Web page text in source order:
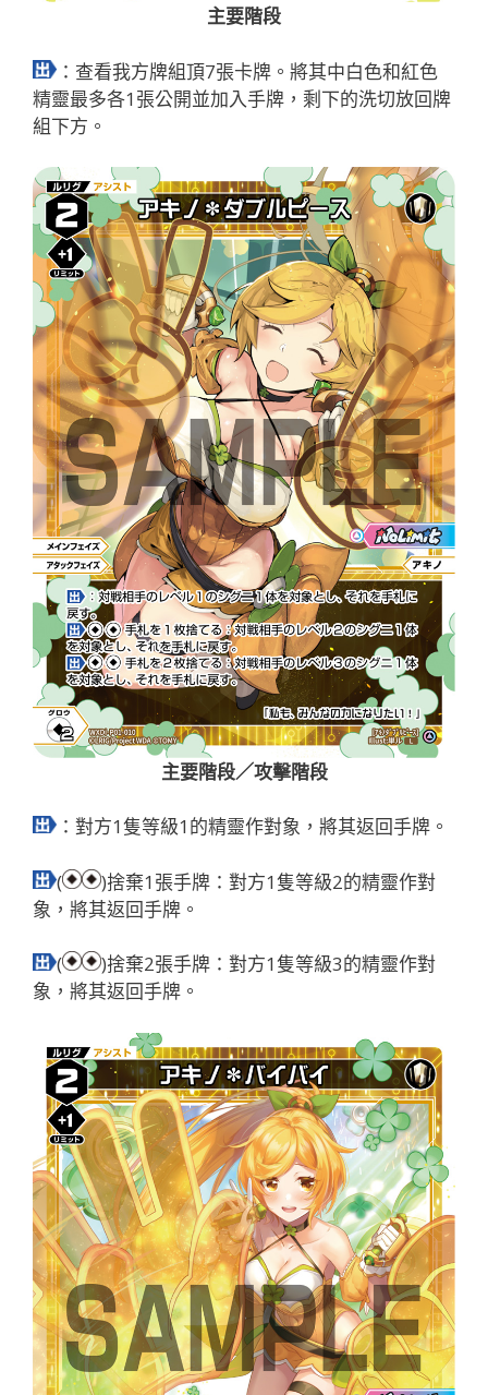
主要階段
：查看我方牌組頂7張卡牌。將其中白色和紅色
精靈最多各1張公開並加入手牌，剩下的洗切放回牌
組下方。
主要階段／攻擊階段
：對方1隻等級1的精靈作對象，將其返回手牌。
(
)捨棄1張手牌：對方1隻等級2的精靈作對
象，將其返回手牌。
(
)捨棄2張手牌：對方1隻等級3的精靈作對
象，將其返回手牌。